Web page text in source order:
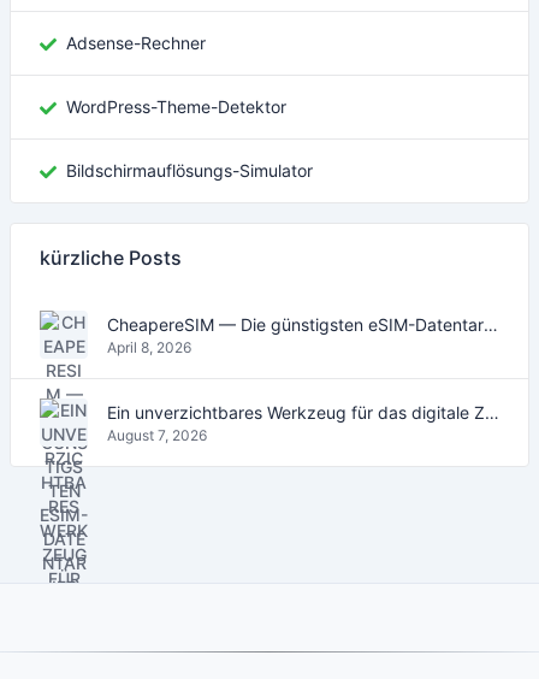
Adsense-Rechner
WordPress-Theme-Detektor
Bildschirmauflösungs-Simulator
kürzliche Posts
CheapereSIM — Die günstigsten eSIM-Datentarife für Reisen 2026
April 8, 2026
Ein unverzichtbares Werkzeug für das digitale Zeitalter
August 7, 2026